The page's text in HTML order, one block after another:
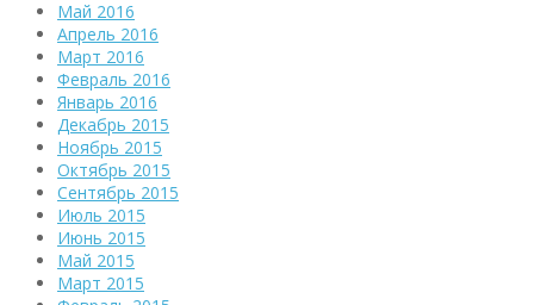
Май 2016
Апрель 2016
Март 2016
Февраль 2016
Январь 2016
Декабрь 2015
Ноябрь 2015
Октябрь 2015
Сентябрь 2015
Июль 2015
Июнь 2015
Май 2015
Март 2015